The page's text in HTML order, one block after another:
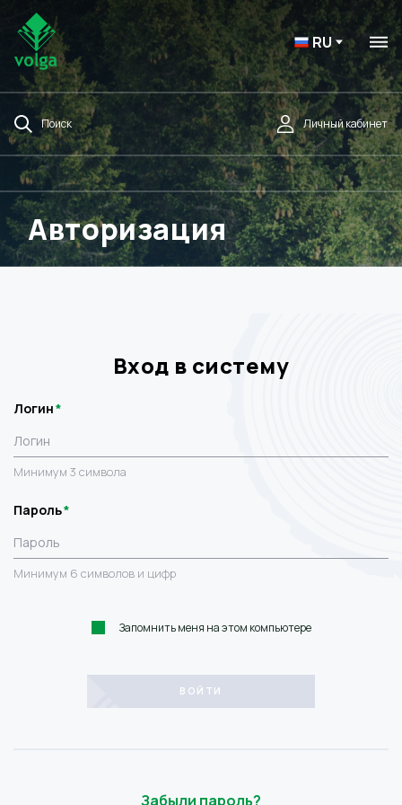
RU
Поиск Личный кабинет
Авторизация
Вход в систему
Логин
Минимум 3 символа
Пароль
Минимум 6 символов и цифр
Запомнить меня на этом компьютере
Забыли пароль?